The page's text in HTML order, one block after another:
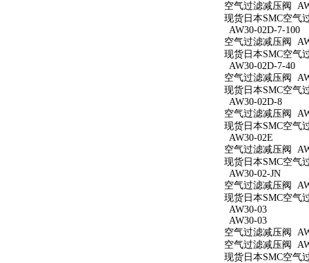
空气过滤减压阀
现货日本SMC空气
AW30-02D-7-100
空气过滤减压阀
现货日本SMC空气
AW30-02D-7-40
空气过滤减压阀
现货日本SMC空气
AW30-02D-8
空气过滤减压阀
现货日本SMC空气
AW30-02E
空气过滤减压阀
现货日本SMC空气
AW30-02-JN
空气过滤减压阀
现货日本SMC空气
AW30-03
AW30-03
空气过滤减压阀
空气过滤减压阀
现货日本SMC空气